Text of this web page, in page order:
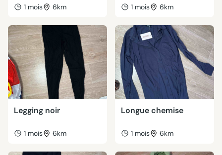
1 mois 6km 1 mois 6km
Legging noir
1 mois 6km
Longue chemise
1 mois 6km